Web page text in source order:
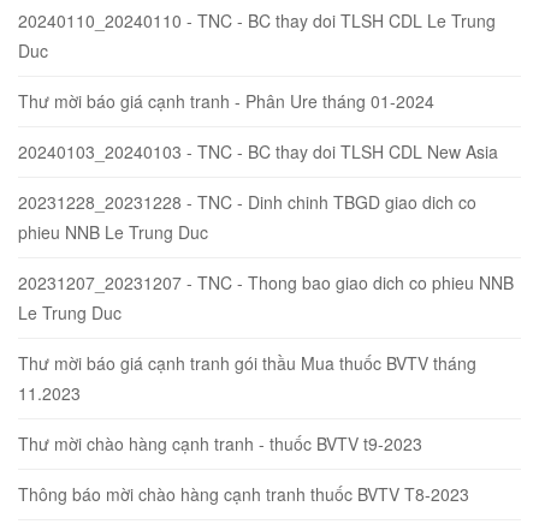
20240110_20240110 - TNC - BC thay doi TLSH CDL Le Trung
Duc
Thư mời báo giá cạnh tranh - Phân Ure tháng 01-2024
20240103_20240103 - TNC - BC thay doi TLSH CDL New Asia
20231228_20231228 - TNC - Dinh chinh TBGD giao dich co
phieu NNB Le Trung Duc
20231207_20231207 - TNC - Thong bao giao dich co phieu NNB
Le Trung Duc
Thư mời báo giá cạnh tranh gói thầu Mua thuốc BVTV tháng
11.2023
Thư mời chào hàng cạnh tranh - thuốc BVTV t9-2023
Thông báo mời chào hàng cạnh tranh thuốc BVTV T8-2023